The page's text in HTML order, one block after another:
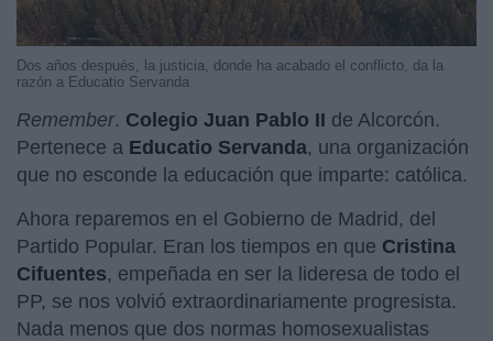
Dos años después, la justicia, donde ha acabado el conflicto, da la
razón a Educatio Servanda
Remember. Colegio Juan Pablo II de Alcorcón.
Pertenece a Educatio Servanda, una organización
que no esconde la educación que imparte: católica.
Ahora reparemos en el Gobierno de Madrid, del
Partido Popular. Eran los tiempos en que Cristina
Cifuentes, empeñada en ser la lideresa de todo el
PP, se nos volvió extraordinariamente progresista.
Nada menos que dos normas homosexualistas